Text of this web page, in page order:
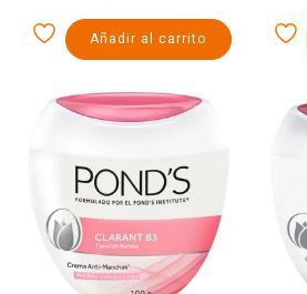
Añadir al carrito